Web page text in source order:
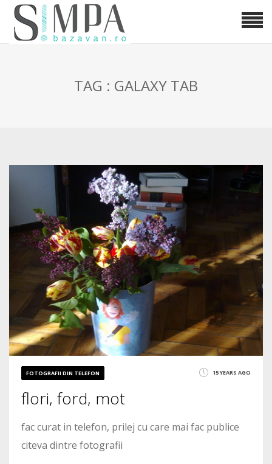
TAG : GALAXY TAB
FOTOGRAFII DIN TELEFON 15 YEARS AGO
flori, ford, mot
fac curat in telefon, prilej cu care mai fac publice
citeva dintre fotografii